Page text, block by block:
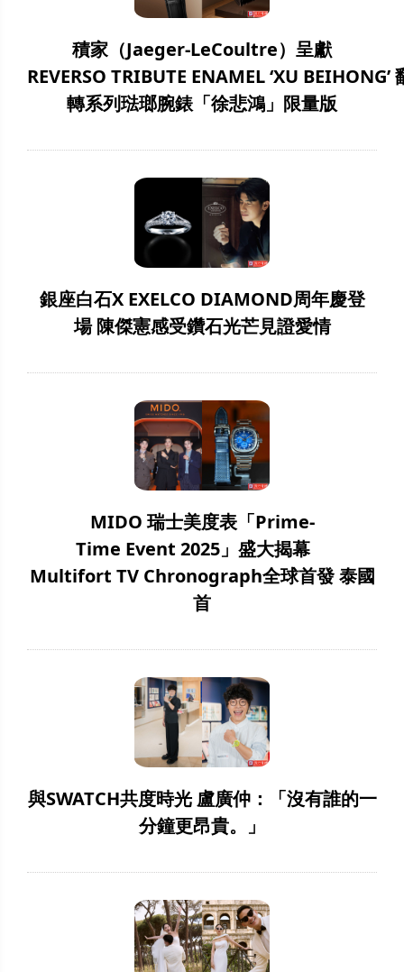
積家（Jaeger-LeCoultre）呈獻
REVERSO TRIBUTE ENAMEL ‘XU BEIHONG’
轉系列琺瑯腕錶「徐悲鴻」限量版
銀座白石X EXELCO DIAMOND周年慶登
場 陳傑憲感受鑽石光芒見證愛情
MIDO 瑞士美度表「Prime-
Time Event 2025」盛大揭幕
Multifort TV Chronograph全球首發 泰國
首
與SWATCH共度時光 盧廣仲：「沒有誰的一
分鐘更昂貴。」